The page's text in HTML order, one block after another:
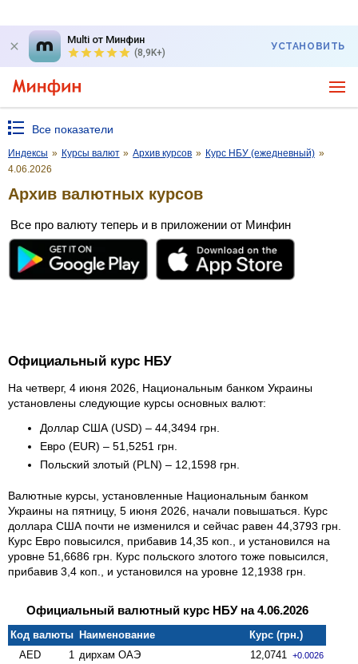
Multi от Минфин
(8,9K+)
УСТАНОВИТЬ
Все показатели
Индексы » Курсы валют » Архив курсов » Курс НБУ (ежедневный) »
4.06.2026
Архив валютных курсов
Все про валюту теперь и в приложении от Минфин
Официальный курс НБУ
На четверг, 4 июня 2026, Национальным банком Украины
установлены следующие курсы основных валют:
Доллар США (USD) – 44,3494 грн.
Евро (EUR) – 51,5251 грн.
Польский злотый (PLN) – 12,1598 грн.
Валютные курсы, установленные Национальным банком
Украины на пятницу, 5 июня 2026, начали повышаться. Курс
доллара США почти не изменился и сейчас равен 44,3793 грн.
Курс Евро повысился, прибавив 14,35 коп., и установился на
уровне 51,6686 грн. Курс польского злотого тоже повысился,
прибавив 3,4 коп., и установился на уровне 12,1938 грн.
Официальный валютный курс НБУ на 4.06.2026
Код валюты Наименование
Курс (грн.)
AED
1 дирхам ОАЭ 12,0741 +0.0026